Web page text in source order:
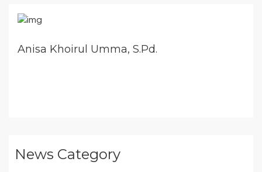
Anisa Khoirul Umma, S.Pd.
News Category